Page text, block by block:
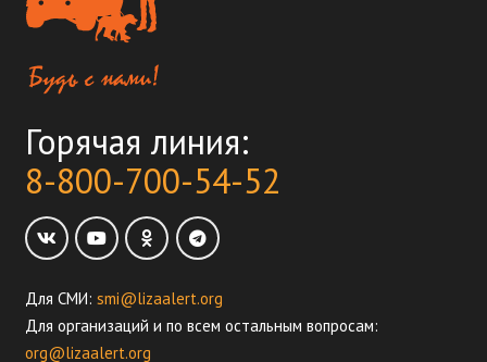
Горячая линия:
8-800-700-54-52
Для СМИ: smi@lizaalert.org
Для организаций и по всем остальным вопросам:
org@lizaalert.org